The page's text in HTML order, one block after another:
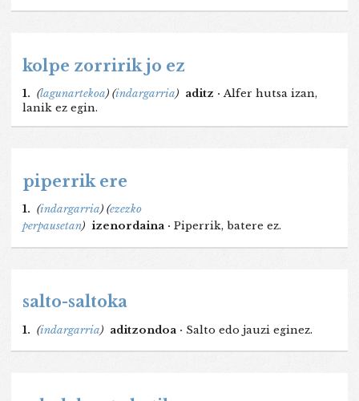
kolpe zorririk jo ez
1. (lagunartekoa) (indargarria) aditz · Alfer hutsa izan,
lanik ez egin.
piperrik ere
1. (indargarria) (ezezko
perpausetan) izenordaina · Piperrik, batere ez.
salto-saltoka
1. (indargarria) aditzondoa · Salto edo jauzi eginez.